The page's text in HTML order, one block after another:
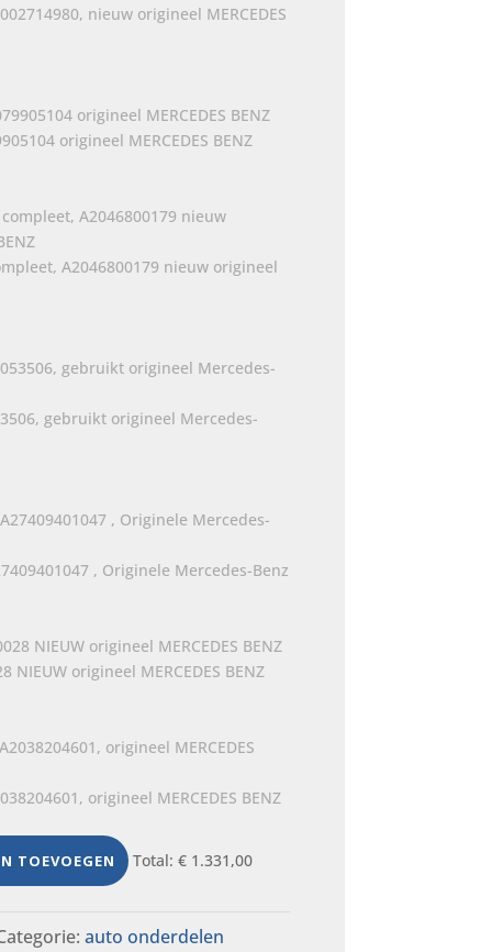
nieuw origineel MERCEDES
origineel MERCEDES BENZ
A2046800179 nieuw origineel
gebruikt origineel Mercedes-
, Originele Mercedes-Benz
NIEUW origineel MERCEDES BENZ
origineel MERCEDES BENZ
TOEVOEGEN Total: €1.331,00
auto onderdelen